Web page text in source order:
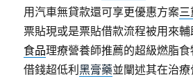
用汽車無貸款還可享更優惠方案
票貼現或是票貼借款流程被用來
食品理療營養師推薦的超級燃脂
借錢超低利黑膏藥並闡述其在治